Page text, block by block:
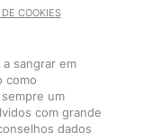
COOKIES
sangrar em
como
um
com grande
dados